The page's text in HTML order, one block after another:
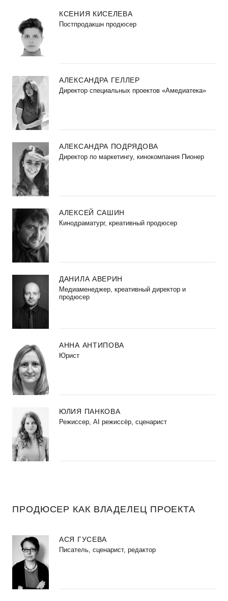
КСЕНИЯ КИСЕЛЕВА
Постпродакшн продюсер
АЛЕКСАНДРА ГЕЛЛЕР
Директор специальных проектов «Амедиатека»
АЛЕКСАНДРА ПОДРЯДОВА
Директор по маркетингу, кинокомпания Пионер
АЛЕКСЕЙ САШИН
Кинодраматург, креативный продюсер
ДАНИЛА АВЕРИН
Медиаменеджер, креативный директор и
продюсер
АННА АНТИПОВА
Юрист
ЮЛИЯ ПАНКОВА
Режиссер, AI режиссёр, сценарист
ПРОДЮСЕР КАК ВЛАДЕЛЕЦ ПРОЕКТА
АСЯ ГУСЕВА
Писатель, сценарист, редактор